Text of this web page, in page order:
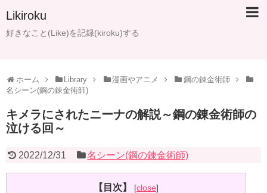
Likiroku
好きなこと(Like)を記録(kiroku)する
ホーム Library 漫画やアニメ
鋼の錬金術師
名シーン(鋼の錬金術師)
キメラにされたニーナの解説～鋼の錬金術師の
泣ける回～
2022/12/31 名シーン(鋼の錬金術師)
【目次】 [close]